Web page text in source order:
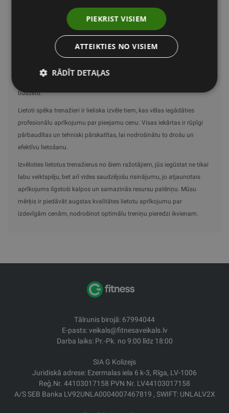
Šie ražotāji ir zināmi ar savu izturību, inovatīvo dizainu un ilgstošu
veiktspēju, kas nodrošina augstu trenažieru kvalitāti pat pēc ilgas
lietošanas. Ideāli piemēroti gan mājas sporta zālēm, gan
komerciāliem sporta centriem. Šie ražotāji ir pazīstami ar saviem
izturīgajiem materiāliem, kā arī ar to spēju nodrošināt stabilitāti un
komfortu pat intensīvākos treniņos. Turklāt lietoto trenažieru iegāde ir
budžetu.
Lietoti spēka trenažieri ir lieliska izvēle tiem, kas vēlas iegādāties
profesionālu aprīkojumu par pieejamu cenu. Visas iekārtas ir rūpīgi
pārbaudītas un tehniski pārskatītas, lai nodrošinātu to drošu un
efektīvu lietošanu.
Izvēloties lietotus trenažierus no šiem ražotājiem, jūs iegūstat ne tikai
labu veiktspēju, bet arī vides saudzējošu risinājumu, jo atjaunotais
aprīkojums ilgstoši kalpos un samazinās resursu patēriņu. Mūsu
mērķis ir piedāvāt augstas kvalitātes lietotu aprīkojumu par
izdevīgām cenām, nodrošinot optimālu treniņu pieredzi ikvienam.
Tālrunis birojā: 67994044
E-pasts: veikals@fitnesaveikals.lv
Darba laiks: Pr.-Pk. no 9:00 līdz 18:00
SIA G Kolizejs
Juridiskā adrese: Ezermalas iela 6 k-3, Rīga, LV-1006
Reģ.Nr. 44103017158 PVN Nr. LV44103017158
A/S SEB Banka LV92UNLA0004007467819 , SWIFT: UNLALV2X
PIEKRIST VISIEM
ATTEIKTIES NO VISIEM
RĀDĪT DETAĻAS